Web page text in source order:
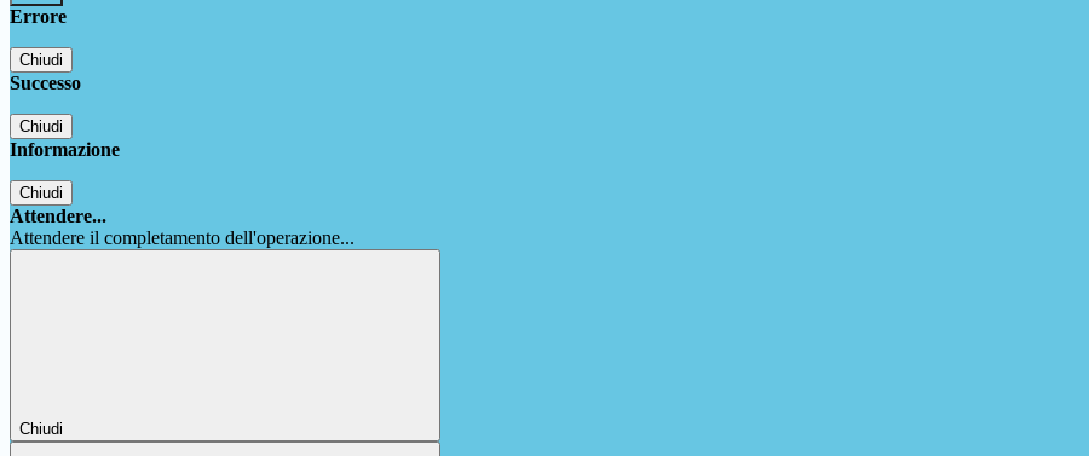
Errore
Chiudi
Successo
Chiudi
Informazione
Chiudi
Attendere...
Attendere il completamento dell'operazione...
Chiudi